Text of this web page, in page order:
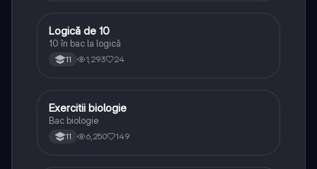
Logică
Logică de 10
10 în bac la logică
11 1,293 24
Biologie
Exercitii biologie
Bac biologie
11 6,250 149